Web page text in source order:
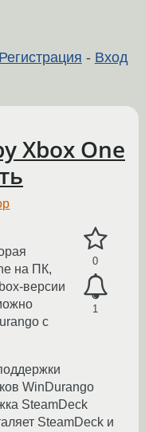
Регистрация - Вход
Xbox One
0
1
на ПК,
версии
с
WinDurango
SteamDeck
SteamDeck и